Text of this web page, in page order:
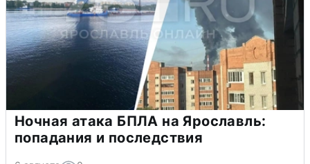
Ночная атака БПЛА на Ярославль:
попадания и последствия